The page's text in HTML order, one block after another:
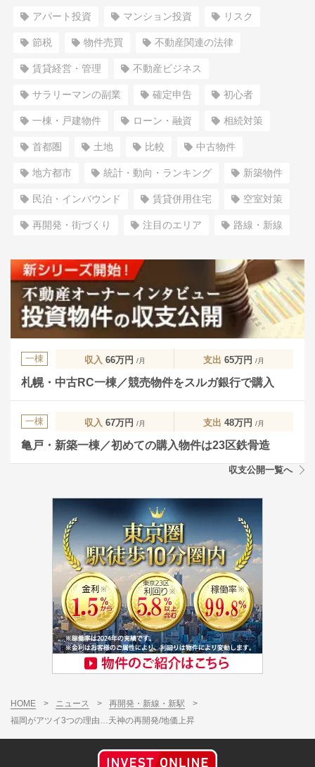
アパート投資 マンション投資 リスク
節税 物件売買 不動産関連の法律
賃貸経営・管理 不動産ビジネス
サラリーマンの副業 確定申告 初心者
一棟・戸建物件 ローン・融資 相続対策
首都圏 土地 比較 中古物件
地方都市 統計・動向・ランキング 新築物件
民泊・インバウンド 賃貸併用住宅 空室対策
再開発・街づくり 注目のエリア 路線・新線
一棟 収入 66万円 /月 支出 65万円 /月
札幌・中古RC一棟／競売物件をスルガ銀行で購入
一棟 収入 67万円 /月 支出 48万円 /月
亀戸・新築一棟／初めての購入物件は23区鉄骨造
収支公開一覧へ
HOME > ニュース > 再開発・新線・新駅
>
福岡がアツイ3つの理由…天神の再開発/地価上昇